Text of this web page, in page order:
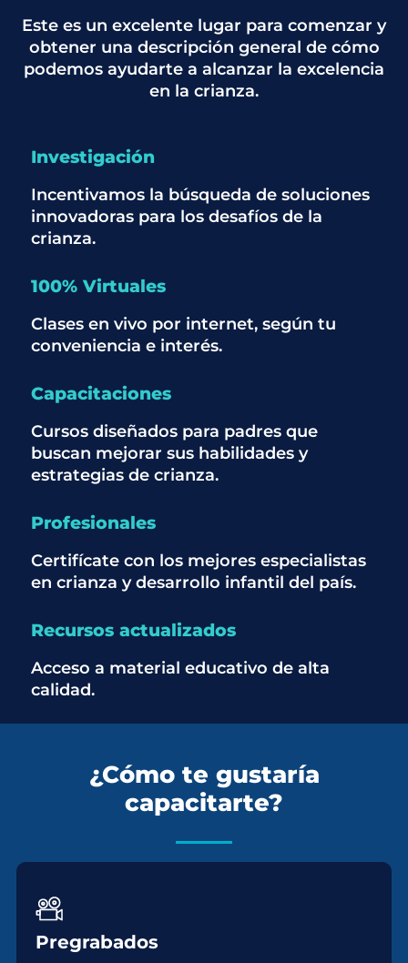
Este es un excelente lugar para comenzar y
obtener una descripción general de cómo
podemos ayudarte a alcanzar la excelencia
en la crianza.
Investigación
Incentivamos la búsqueda de soluciones
innovadoras para los desafíos de la
crianza.
100% Virtuales
Clases en vivo por internet, según tu
conveniencia e interés.
Capacitaciones
Cursos diseñados para padres que
buscan mejorar sus habilidades y
estrategias de crianza.
Profesionales
Certifícate con los mejores especialistas
en crianza y desarrollo infantil del país.
Recursos actualizados
Acceso a material educativo de alta
calidad.
¿Cómo te gustaría
capacitarte?
Pregrabados